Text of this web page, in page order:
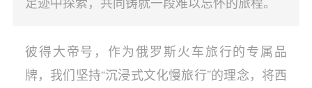
彼得大帝号，作为俄罗斯火车旅行的专属品
牌，我们坚持“沉浸式文化慢旅行”的理念，将西